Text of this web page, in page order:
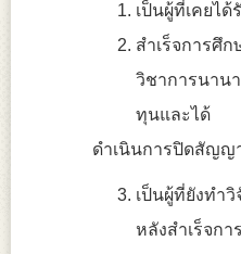
เป็นผู้ที่เคยไ
สำเร็จการศึ
วิชาการนาน
ทุนและได้
ดำเนินการปิดสัญญ
เป็นผู้ที่ยังทำ
หลังสำเร็จก